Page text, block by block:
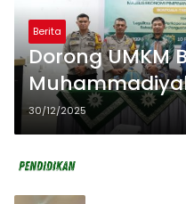
Berita
Dorong UMKM
Gelar
Koperasi
30/12/2025